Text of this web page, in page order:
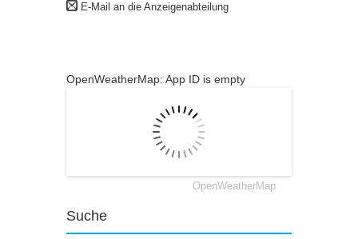
E-Mail an die Anzeigenabteilung
OpenWeatherMap: App ID is empty
OpenWeatherMap
Suche